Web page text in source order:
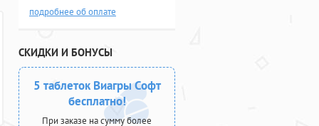
подробнее об оплате
СКИДКИ И БОНУСЫ
5 таблеток Виагры Софт
бесплатно!
При заказе на сумму более